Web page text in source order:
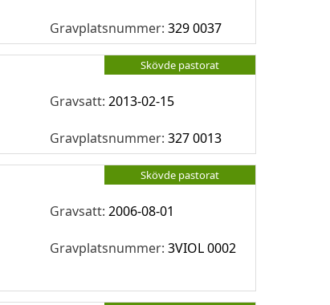
Gravplatsnummer: 329 0037
Skövde pastorat
Gravsatt:2013-02-15
Gravplatsnummer: 327 0013
Skövde pastorat
Gravsatt:2006-08-01
Gravplatsnummer: 3VIOL 0002